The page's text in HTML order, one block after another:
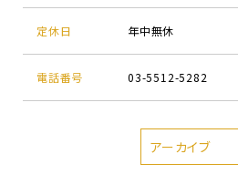
定休日 年中無休
電話番号 03-5512-5282
アーカイブ